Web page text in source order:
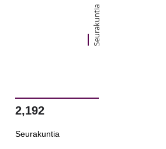
Seurakuntia
2,192
Seurakuntia